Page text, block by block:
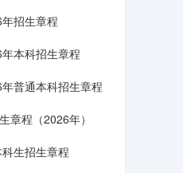
招生章程
本科招生章程
普通本科招生章程
章程（2026年）
生招生章程